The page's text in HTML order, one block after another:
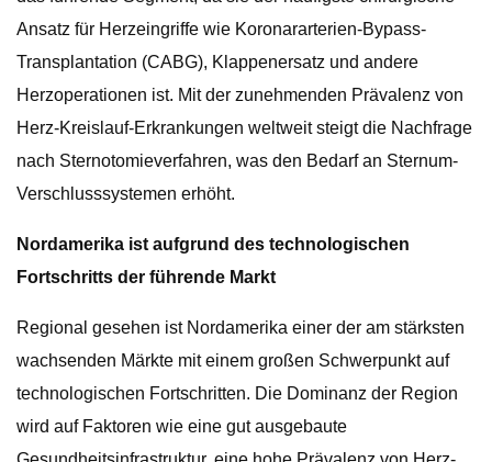
Ansatz für Herzeingriffe wie Koronararterien-Bypass-
Transplantation (CABG), Klappenersatz und andere
Herzoperationen ist. Mit der zunehmenden Prävalenz von
Herz-Kreislauf-Erkrankungen weltweit steigt die Nachfrage
nach Sternotomieverfahren, was den Bedarf an Sternum-
Verschlusssystemen erhöht.
Nordamerika ist aufgrund des technologischen
Fortschritts der führende Markt
Regional gesehen ist Nordamerika einer der am stärksten
wachsenden Märkte mit einem großen Schwerpunkt auf
technologischen Fortschritten. Die Dominanz der Region
wird auf Faktoren wie eine gut ausgebaute